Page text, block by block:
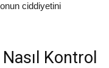
ciddiyetini
Kontrol